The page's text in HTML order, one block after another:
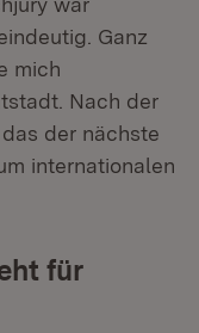
Ganz
mich
Nach der
in neuem
der nächste
internationalen
für